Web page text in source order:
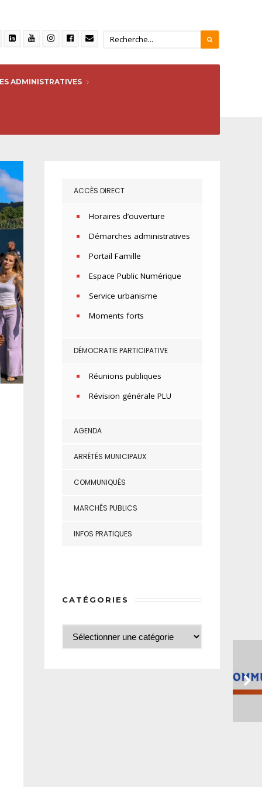
ADMINISTRATIVES
ACCÈS DIRECT
Horaires d’ouverture
Démarches administratives
Portail Famille
Espace Public Numérique
Service urbanisme
Moments forts
DÉMOCRATIE PARTICIPATIVE
Réunions publiques
Révision générale PLU
AGENDA
ARRÊTÉS MUNICIPAUX
COMMUNIQUÉS
MARCHÉS PUBLICS
INFOS PRATIQUES
CATÉGORIES